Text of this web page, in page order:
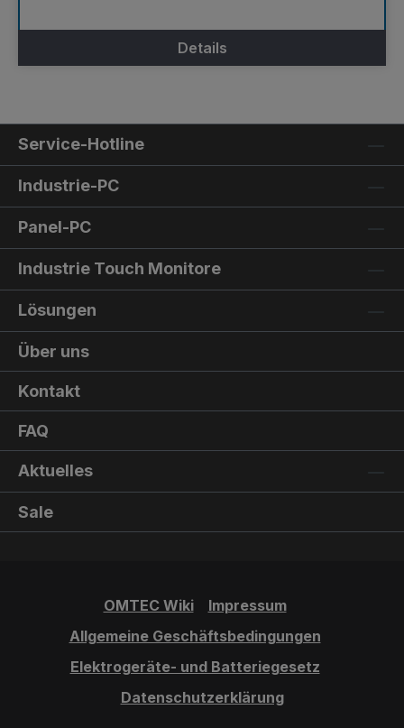
Details
Service-Hotline
Industrie-PC
Panel-PC
Industrie Touch Monitore
Lösungen
Über uns
Kontakt
FAQ
Aktuelles
Sale
OMTEC Wiki
Impressum
Allgemeine Geschäftsbedingungen
Elektrogeräte- und Batteriegesetz
Datenschutzerklärung